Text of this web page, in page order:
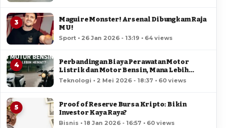
3
Maguire Monster! Arsenal Dibungkam Raja
MU!
Sport • 26 Jan 2026 - 13:19 • 64 views
4
Perbandingan Biaya Perawatan Motor
Listrik dan Motor Bensin, Mana Lebih
Hemat?
Teknologi • 2 Mei 2026 - 18:37 • 60 views
5
Proof of Reserve Bursa Kripto: Bikin
Investor Kaya Raya?
Bisnis • 18 Jan 2026 - 16:57 • 60 views